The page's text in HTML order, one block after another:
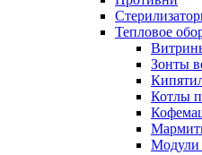
Тепловое
Зонты
Котлы
Модули